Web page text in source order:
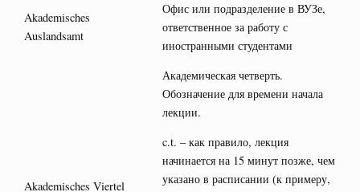
Akademisches
Auslandsamt
Офис или подразделение в ВУЗе,
ответственное за работу с
иностранными студентами
Akademisches Viertel
Академическая четверть.
Обозначение для времени начала
лекции.
c.t. – как правило, лекция
начинается на 15 минут позже, чем
указано в расписании (к примеру,